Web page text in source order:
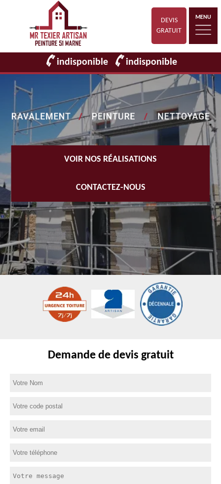
DEVIS
GRATUIT
MENU
indisponible indisponible
VOIR NOS RÉALISATIONS
CONTACTEZ-NOUS
Demande de devis gratuit